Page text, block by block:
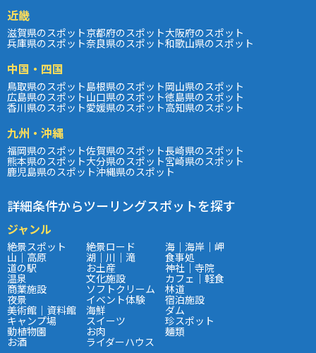
近畿
滋賀県のスポット京都府のスポット大阪府のスポット
兵庫県のスポット奈良県のスポット和歌山県のスポット
中国・四国
鳥取県のスポット島根県のスポット岡山県のスポット
広島県のスポット山口県のスポット徳島県のスポット
香川県のスポット愛媛県のスポット高知県のスポット
九州・沖縄
福岡県のスポット佐賀県のスポット長崎県のスポット
熊本県のスポット大分県のスポット宮崎県のスポット
鹿児島県のスポット沖縄県のスポット
詳細条件からツーリングスポットを探す
ジャンル
絶景スポット 絶景ロード 海｜海岸｜岬
山｜高原 湖｜川｜滝 食事処
道の駅 お土産 神社｜寺院
温泉 文化施設 カフェ｜軽食
商業施設 ソフトクリーム 林道
夜景 イベント体験 宿泊施設
美術館｜資料館 海鮮 ダム
キャンプ場 スイーツ 珍スポット
動植物園 お肉 麺類
お酒 ライダーハウス